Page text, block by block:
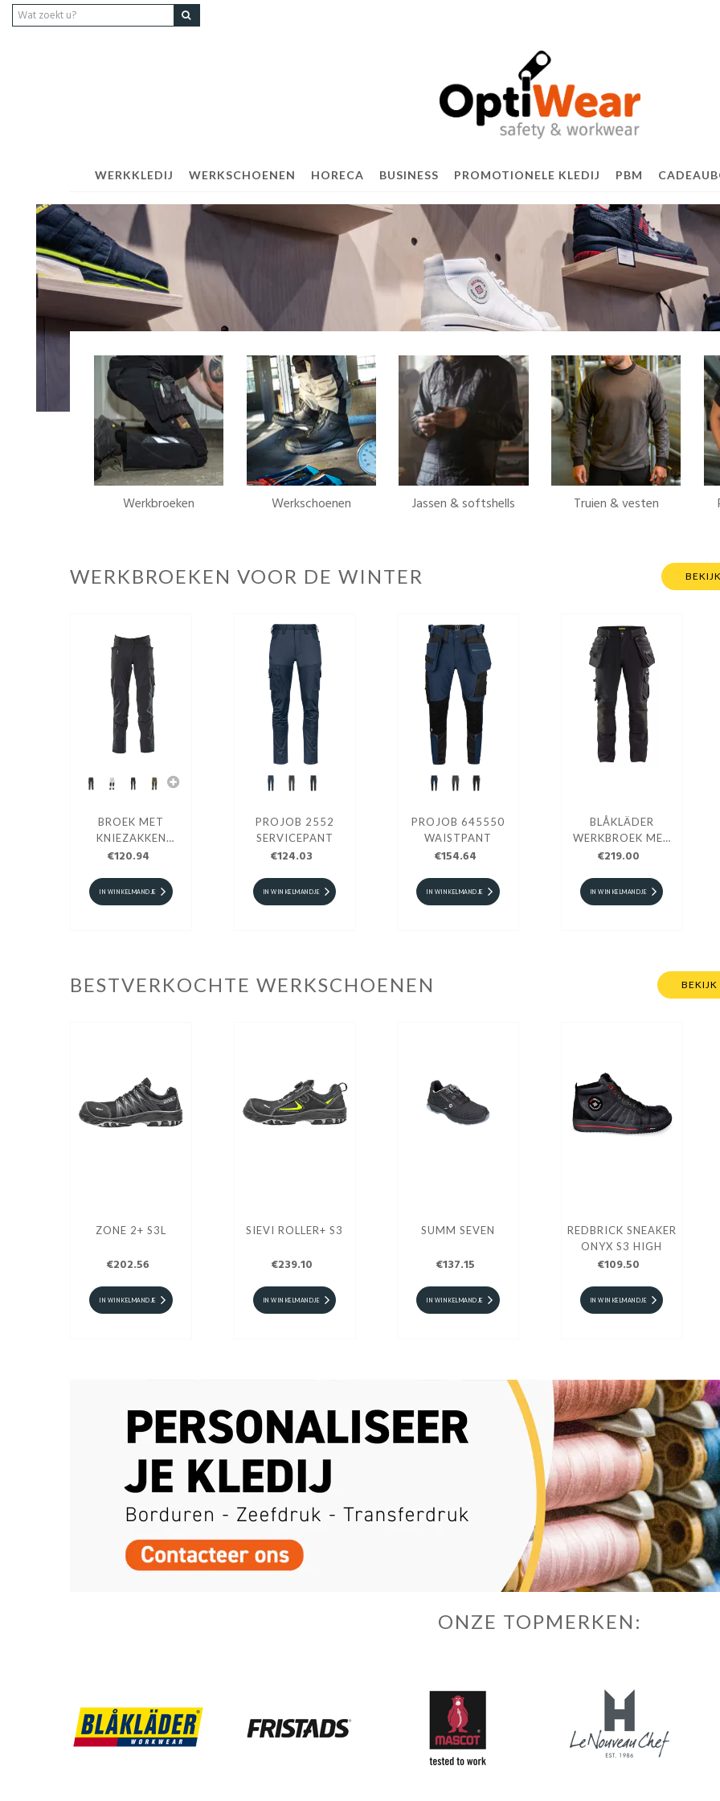
WERKKLEDIJ WERKSCHOENEN HORECA BUSINESS PROMOTIONELE KLEDIJ PBM
Werkbroeken Werkschoenen Jassen & softshells Truien & vesten
WERKBROEKEN VOOR DE WINTER
BROEK MET
KNIEZAKKEN
MASCOT®
€120.94
IN WINKELMANDJE
PROJOB 2552
SERVICEPANT
€124.03
IN WINKELMANDJE
PROJOB 645550
WAISTPANT
€154.64
IN WINKELMANDJE
BLÅKLÄDER
WERKBROEK MET
4-WEG STRETCH
€219.00
IN WINKELMANDJE
BESTVERKOCHTE WERKSCHOENEN BEKIJK
ZONE 2+ S3L
€202.56
IN WINKELMANDJE
SIEVI ROLLER+ S3
€239.10
IN WINKELMANDJE
SUMM SEVEN
€137.15
IN WINKELMANDJE
REDBRICK SNEAKER
ONYX S3 HIGH
€109.50
IN WINKELMANDJE
ONZE TOPMERKEN: